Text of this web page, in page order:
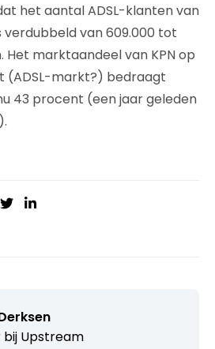
het aantal ADSL-klanten van
verdubbeld van 609.000 tot
Het marktaandeel van KPN op
(ADSL-markt?) bedraagt
43 procent (een jaar geleden
bij Upstream